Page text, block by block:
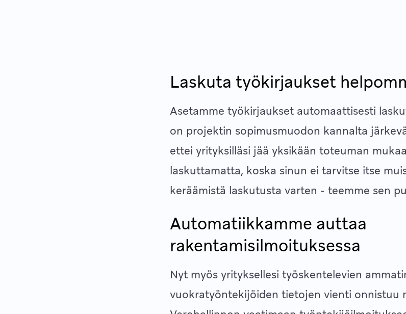
Laskuta työkirjaukset
Asetamme työkirjaukset automaattisesti
on projektin sopimusmuodon kannalta
ettei yrityksilläsi jää yksikään toteuman
laskuttamatta, koska sinun ei tarvitse itse
keräämistä laskutusta varten - teemme sen
Automatiikkamme auttaa
rakentamisilmoituksessa
Nyt myös yrityksellesi työskentelevien
vuokratyöntekijöiden tietojen vienti onnistuu